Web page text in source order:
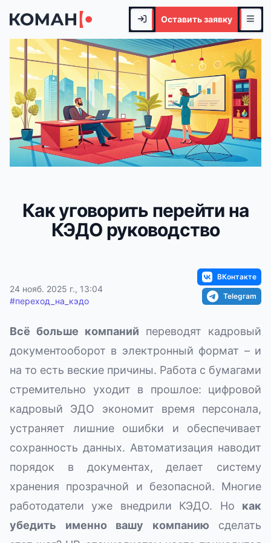
Оставить заявку
Как уговорить перейти на
КЭДО руководство
24 нояб. 2025 г., 13:04
#переход_на_кэдо
ВКонтакте
Telegram
Всё больше компаний переводят кадровый
документооборот в электронный формат – и
на то есть веские причины. Работа с бумагами
стремительно уходит в прошлое: цифровой
кадровый ЭДО экономит время персонала,
устраняет лишние ошибки и обеспечивает
сохранность данных. Автоматизация наводит
порядок в документах, делает систему
хранения прозрачной и безопасной. Многие
работодатели уже внедрили КЭДО. Но как
убедить именно вашу компанию сделать